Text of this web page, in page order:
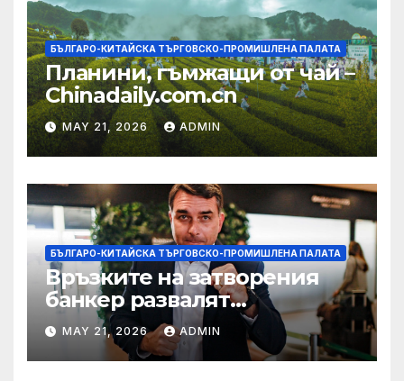
БЪЛГАРО-КИТАЙСКА ТЪРГОВСКО-ПРОМИШЛЕНА ПАЛАТА
Планини, гъмжащи от чай –
Chinadaily.com.cn
MAY 21, 2026 ADMIN
БЪЛГАРО-КИТАЙСКА ТЪРГОВСКО-ПРОМИШЛЕНА ПАЛАТА
Връзките на затворения
банкер развалят
надеждите на Флавио
Болсонаро за президент на
Бразилия
MAY 21, 2026 ADMIN